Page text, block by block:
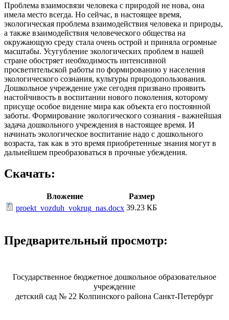
Проблема взаимосвязи человека с природой не нова, она
имела место всегда. Но сейчас, в настоящее время,
экологическая проблема взаимодействия человека и природы,
а также взаимодействия человеческого общества на
окружающую среду стала очень острой и приняла огромные
масштабы. Усугубление экологических проблем в нашей
стране обостряет необходимость интенсивной
просветительской работы по формированию у населения
экологического сознания, культуры природопользования.
Дошкольное учреждение уже сегодня призвано проявить
настойчивость в воспитании нового поколения, которому
присуще особое видение мира как объекта его постоянной
заботы. Формирование экологического сознания - важнейшая
задача дошкольного учреждения в настоящее время. И
начинать экологическое воспитание надо с дошкольного
возраста, так как в это время приобретенные знания могут в
дальнейшем преобразоваться в прочные убеждения.
Скачать:
Вложение
Размер
proekt_vozduh_vokrug_nas.docx 39.23 КБ
Предварительный просмотр:
Государственное бюджетное дошкольное образовательное
учреждение
детский сад № 22 Колпинского района Санкт-Петербург